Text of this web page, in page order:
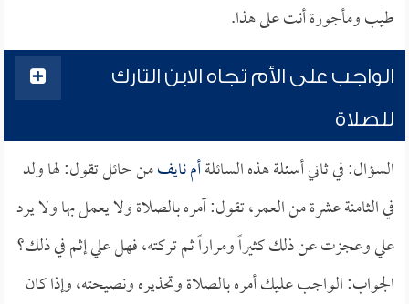
طيب ومأجورة أنت على هذا.
الواجب على الأم تجاه الابن التارك
للصلاة
السؤال: في ثاني أسئلة هذه السائلةأم نايفمن حائل تقول: لها ولد
في الثامنة عشرة من العمر، تقول: آمره بالصلاة ولا يعمل بها ولا يرد
علي وعجزت عن ذلك كثيراً ومراراً ثم تركته، فهل علي إثم في ذلك؟
الجواب: الواجب عليك أمره بالصلاة وتحذيره ونصيحته، وإذا كان